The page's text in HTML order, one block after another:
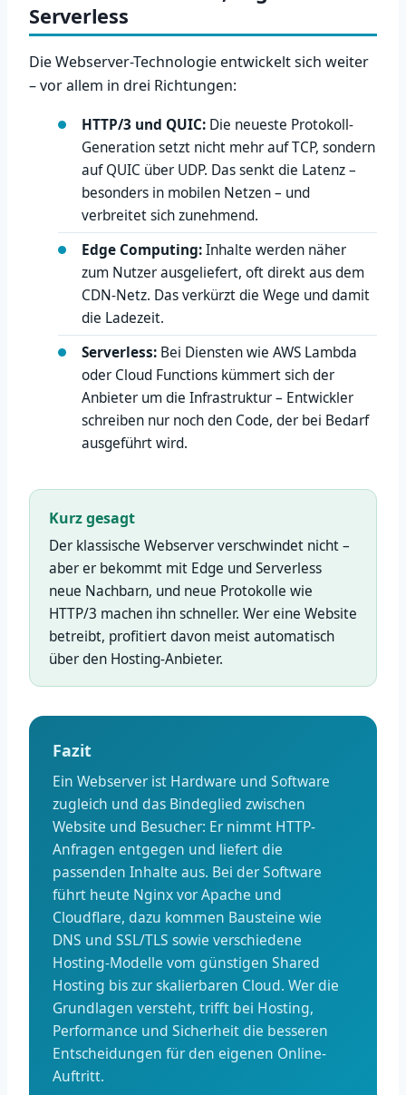
Serverless
Die Webserver-Technologie entwickelt sich weiter
– vor allem in drei Richtungen:
HTTP/3 und QUIC: Die neueste Protokoll-
Generation setzt nicht mehr auf TCP, sondern
auf QUIC über UDP. Das senkt die Latenz –
besonders in mobilen Netzen – und
verbreitet sich zunehmend.
Edge Computing:Inhalte werden näher
zum Nutzer ausgeliefert, oft direkt aus dem
CDN-Netz. Das verkürzt die Wege und damit
die Ladezeit.
Serverless: Bei Diensten wie AWS Lambda
oder Cloud Functions kümmert sich der
Anbieter um die Infrastruktur – Entwickler
schreiben nur noch den Code, der bei Bedarf
ausgeführt wird.
Kurz gesagt
Der klassische Webserver verschwindet nicht –
aber er bekommt mit Edge und Serverless
neue Nachbarn, und neue Protokolle wie
HTTP/3 machen ihn schneller. Wer eine Website
betreibt, profitiert davon meist automatisch
über den Hosting-Anbieter.
Fazit
Ein Webserver ist Hardware und Software
zugleich und das Bindeglied zwischen
Website und Besucher: Er nimmt HTTP-
Anfragen entgegen und liefert die
passenden Inhalte aus. Bei der Software
führt heute Nginx vor Apache und
Cloudflare, dazu kommen Bausteine wie
DNS und SSL/TLS sowie verschiedene
Hosting-Modelle vom günstigen Shared
Hosting bis zur skalierbaren Cloud. Wer die
Grundlagen versteht, trifft bei Hosting,
Performance und Sicherheit die besseren
Entscheidungen für den eigenen Online-
Auftritt.